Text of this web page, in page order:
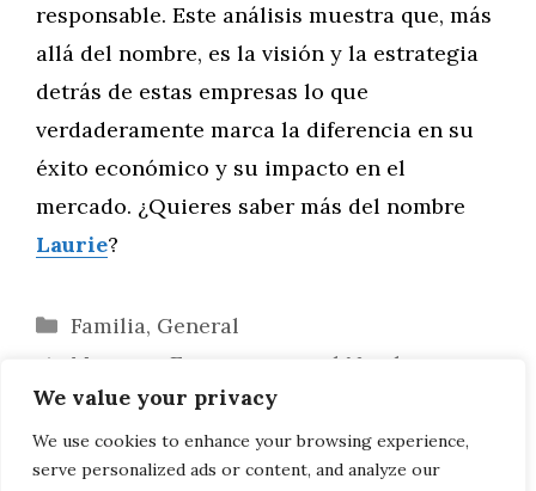
We value your privacy
We use cookies to enhance your browsing experience,
serve personalized ads or content, and analyze our
responsable. Este análisis muestra que, más
allá del nombre, es la visión y la estrategia
detrás de estas empresas lo que
verdaderamente marca la diferencia en su
éxito económico y su impacto en el
mercado. ¿Quieres saber más del nombre
Laurie?
Categorías
Familia, General
Marcas y Empresas con el Nombre
Laurie: Estudios de Caso
Consejos de Expertos para Colorear y
Exhibir tus Dibujos de Murciélagos